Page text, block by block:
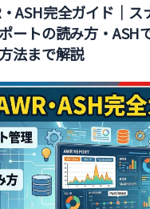
・ASH完全ガイド｜ス
ートの読み方・ASH
法まで解説